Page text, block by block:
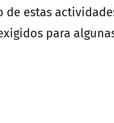
estas
para